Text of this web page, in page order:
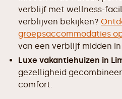
verblijf met wellness-
verblijven bekijken?
groepsaccommodaties
van een verblijf midden
Luxe vakantiehuizen in
gezelligheid
comfort.